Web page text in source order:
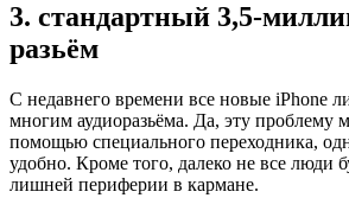
3. стандартный 3,5-
разьём
С недавнего времени все новые iPhone
многим аудиоразьёма. Да, эту проблему
помощью специального переходника,
удобно. Кроме того, далеко не все люди
лишней периферии в кармане.